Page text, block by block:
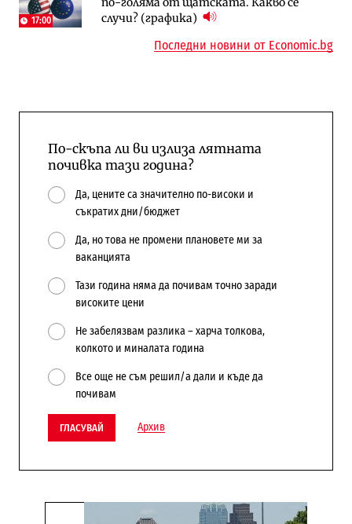
17:00
случи? (графика)
поръчки?
Последни новини от Economic.bg
По-скъпа ли ви излиза лятната
почивка тази година?
Да, цените са значително по-високи и
съкратих дни/бюджет
Да, но това не промени плановете ми за
ваканцията
Тази година няма да почивам точно заради
високите цени
Не забелязвам разлика – харча толкова,
колкото и миналата година
Все още не съм решил/а дали и къде да
почивам
ГЛАСУВАЙ Архив